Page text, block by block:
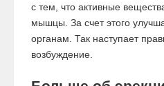
с тем, что активные
мышцы. За счет этого
органам. Так наступает
возбуждение.